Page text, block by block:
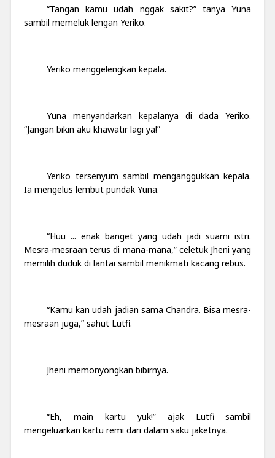
“Tangan kamu udah nggak sakit?” tanya Yuna
sambil memeluk lengan Yeriko.
Yeriko menggelengkan kepala.
Yuna menyandarkan kepalanya di dada Yeriko.
“Jangan bikin aku khawatir lagi ya!”
Yeriko tersenyum sambil menganggukkan kepala.
Ia mengelus lembut pundak Yuna.
“Huu ... enak banget yang udah jadi suami istri.
Mesra-mesraan terus di mana-mana,” celetuk Jheni yang
memilih duduk di lantai sambil menikmati kacang rebus.
“Kamu kan udah jadian sama Chandra. Bisa mesra-
mesraan juga,” sahut Lutfi.
Jheni memonyongkan bibirnya.
“Eh, main kartu yuk!” ajak Lutfi sambil
mengeluarkan kartu remi dari dalam saku jaketnya.